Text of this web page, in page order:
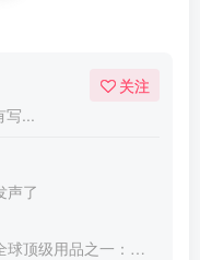
写...
关注
声了
一：WD-40润滑除锈剂！